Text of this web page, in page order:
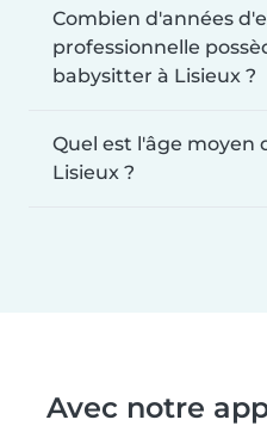
Combien d'années
professionnelle
babysitter à Lisieux ?
Quel est l'âge moyen
Lisieux ?
Avec notre